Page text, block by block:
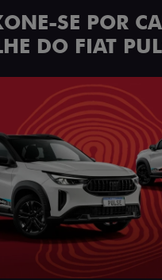
SE POR
DO FIAT